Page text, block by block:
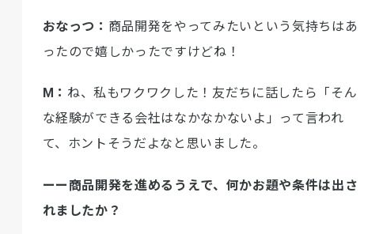
おなっつ： 商品開発をやってみたいという気持ちはあ
ったので嬉しかったですけどね！
M： ね、私もワクワクした！友だちに話したら「そん
な経験ができる会社はなかなかないよ」って言われ
て、ホントそうだよなと思いました。
ーー商品開発を進めるうえで、何かお題や条件は出さ
れましたか？